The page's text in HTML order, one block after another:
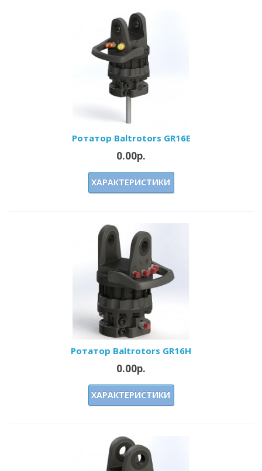
Ротатор Baltrotors GR16E
0.00р.
ХАРАКТЕРИСТИКИ
Ротатор Baltrotors GR16H
0.00р.
ХАРАКТЕРИСТИКИ